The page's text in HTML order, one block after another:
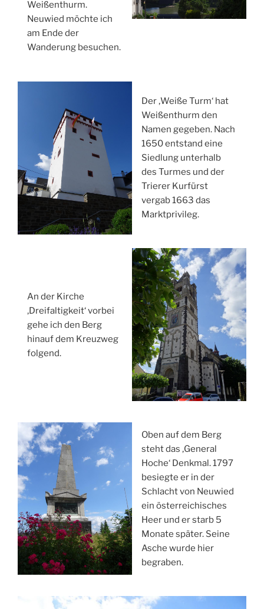
Weißenthurm.
Neuwied möchte ich
am Ende der
Wanderung besuchen.
Der ‚Weiße Turm‘ hat
Weißenthurm den
Namen gegeben. Nach
1650 entstand eine
Siedlung unterhalb
des Turmes und der
Trierer Kurfürst
vergab 1663 das
Marktprivileg.
An der Kirche
‚Dreifaltigkeit‘ vorbei
gehe ich den Berg
hinauf dem Kreuzweg
folgend.
Oben auf dem Berg
steht das ‚General
Hoche‘ Denkmal. 1797
besiegte er in der
Schlacht von Neuwied
ein österreichisches
Heer und er starb 5
Monate später. Seine
Asche wurde hier
begraben.